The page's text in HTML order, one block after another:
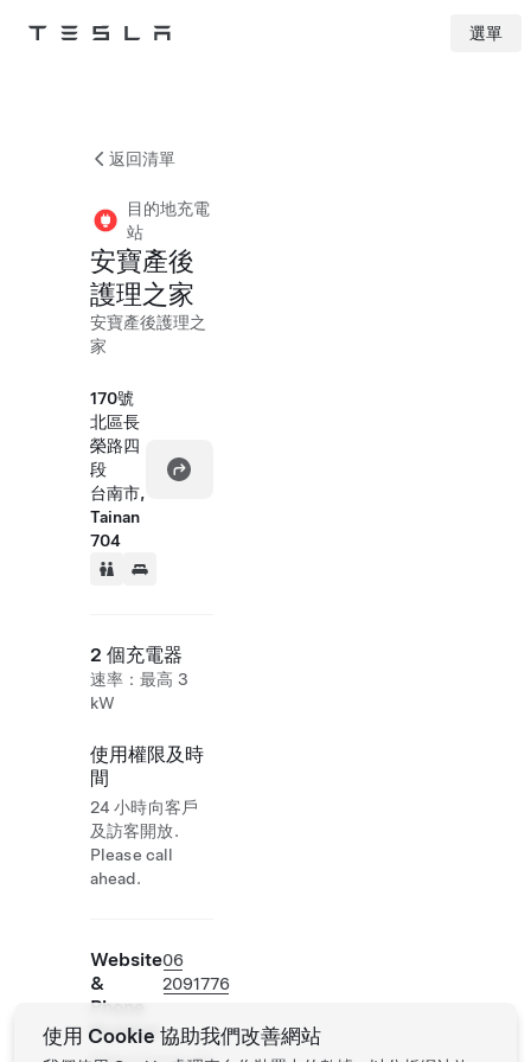
Tesla 選單
返回清單
目的地充電
站
安寶產後
護理之家
安寶產後護理之
家
170號
北區長
榮路四
段
台南市,
Tainan
704
2 個充電器
速率：最高 3
kW
使用權限及時
間
24 小時向客戶
及訪客開放.
Please call
ahead.
Website
&
Phone
Number
06
2091776
使用 Cookie 協助我們改善網站